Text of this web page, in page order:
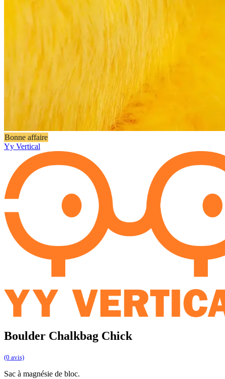
Bonne affaire
Yy Vertical
Boulder Chalkbag Chick
(0 avis)
Sac à magnésie de bloc.